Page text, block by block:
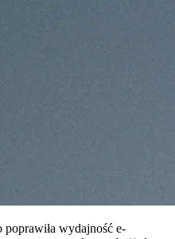
wydajność e-